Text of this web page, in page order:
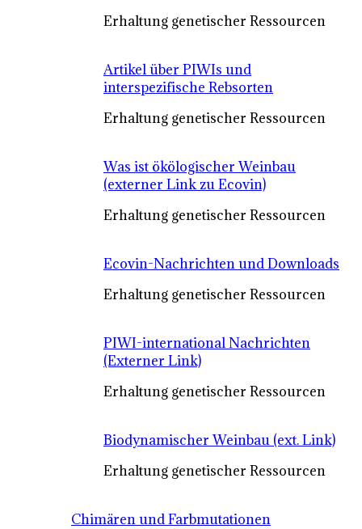
Erhaltung genetischer Ressourcen
Artikel über PIWIs und
interspezifische Rebsorten
Erhaltung genetischer Ressourcen
Was ist ökölogischer Weinbau
(externer Link zu Ecovin)
Erhaltung genetischer Ressourcen
Ecovin-Nachrichten und Downloads
Erhaltung genetischer Ressourcen
PIWI-international Nachrichten
(Externer Link)
Erhaltung genetischer Ressourcen
Biodynamischer Weinbau (ext. Link)
Erhaltung genetischer Ressourcen
Chimären und Farbmutationen